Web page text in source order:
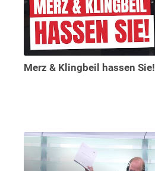
Merz & Klingbeil hassen Sie!